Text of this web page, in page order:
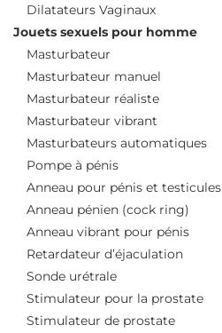
Dilatateurs Vaginaux
Jouets sexuels pour homme
Masturbateur
Masturbateur manuel
Masturbateur réaliste
Masturbateur vibrant
Masturbateurs automatiques
Pompe à pénis
Anneau pour pénis et testicules
Anneau pénien (cock ring)
Anneau vibrant pour pénis
Retardateur d’éjaculation
Sonde urétrale
Stimulateur pour la prostate
Stimulateur de prostate